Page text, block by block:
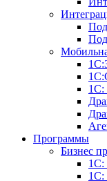
1С:
Программы
Бизнес
1С:
1С: